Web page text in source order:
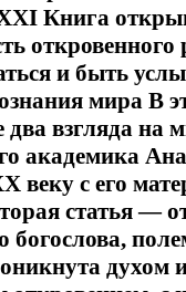
Книга
и быть
мира В
взгляда на
академика
веку с его
статья —
богослова,
духом